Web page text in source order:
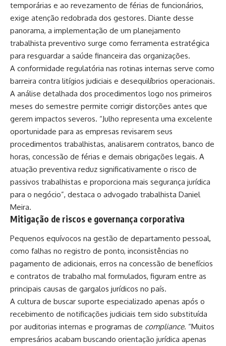
temporárias e ao revezamento de férias de funcionários,
exige atenção redobrada dos gestores. Diante desse
panorama, a implementação de um planejamento
trabalhista preventivo surge como ferramenta estratégica
para resguardar a saúde financeira das organizações.
A conformidade regulatória nas rotinas internas serve como
barreira contra litígios judiciais e desequilíbrios operacionais.
A análise detalhada dos procedimentos logo nos primeiros
meses do semestre permite corrigir distorções antes que
gerem impactos severos. “Julho representa uma excelente
oportunidade para as empresas revisarem seus
procedimentos trabalhistas, analisarem contratos, banco de
horas, concessão de férias e demais obrigações legais. A
atuação preventiva reduz significativamente o risco de
passivos trabalhistas e proporciona mais segurança jurídica
para o negócio”, destaca o advogado trabalhista Daniel
Meira.
Mitigação de riscos e governança corporativa
Pequenos equívocos na gestão de departamento pessoal,
como falhas no registro de ponto, inconsistências no
pagamento de adicionais, erros na concessão de benefícios
e contratos de trabalho mal formulados, figuram entre as
principais causas de gargalos jurídicos no país.
A cultura de buscar suporte especializado apenas após o
recebimento de notificações judiciais tem sido substituída
por auditorias internas e programas de compliance. “Muitos
empresários acabam buscando orientação jurídica apenas